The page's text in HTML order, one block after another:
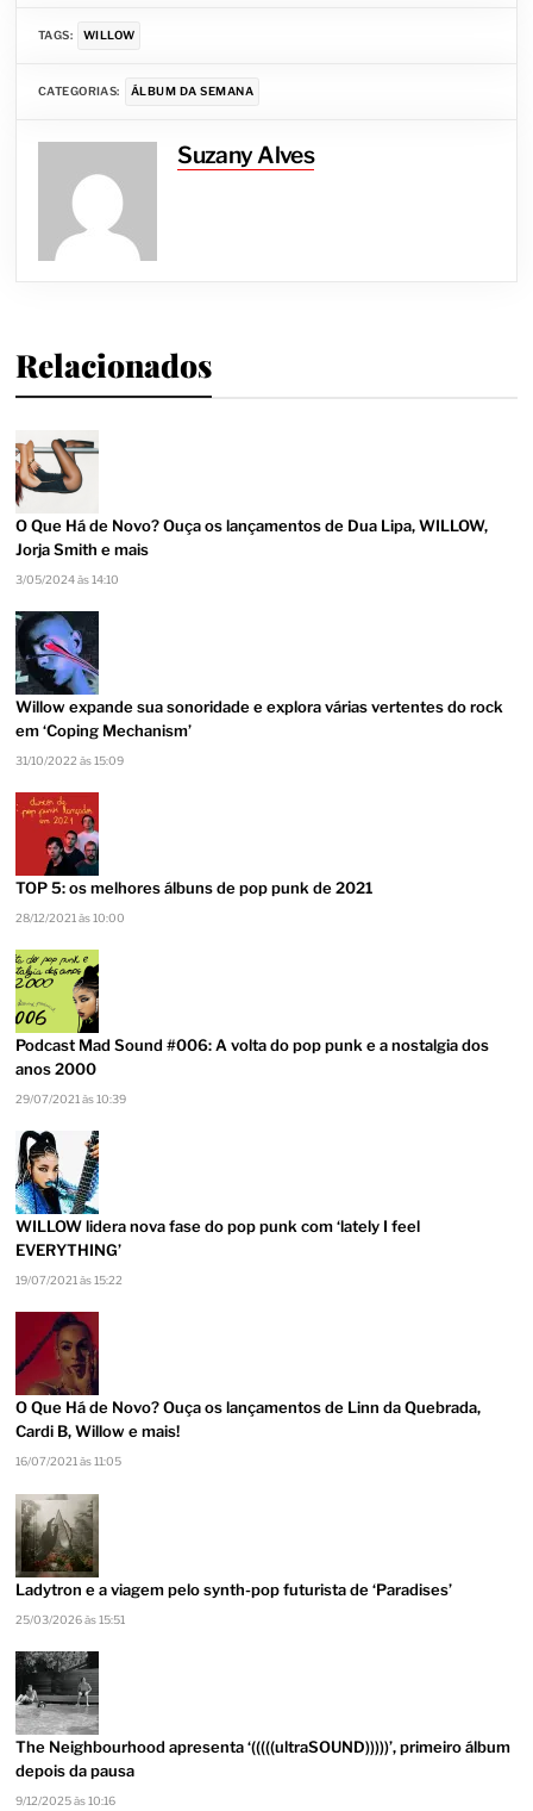
TAGS: WILLOW
CATEGORIAS: ÁLBUM DA SEMANA
Suzany Alves
Relacionados
O Que Há de Novo? Ouça os lançamentos de Dua Lipa, WILLOW,
Jorja Smith e mais
3/05/2024 às 14:10
Willow expande sua sonoridade e explora várias vertentes do rock
em ‘Coping Mechanism’
31/10/2022 às 15:09
TOP 5: os melhores álbuns de pop punk de 2021
28/12/2021 às 10:00
Podcast Mad Sound #006: A volta do pop punk e a nostalgia dos
anos 2000
29/07/2021 às 10:39
WILLOW lidera nova fase do pop punk com ‘lately I feel
EVERYTHING’
19/07/2021 às 15:22
O Que Há de Novo? Ouça os lançamentos de Linn da Quebrada,
Cardi B, Willow e mais!
16/07/2021 às 11:05
Ladytron e a viagem pelo synth-pop futurista de ‘Paradises’
25/03/2026 às 15:51
The Neighbourhood apresenta ‘(((((ultraSOUND)))))’, primeiro álbum
depois da pausa
9/12/2025 às 10:16